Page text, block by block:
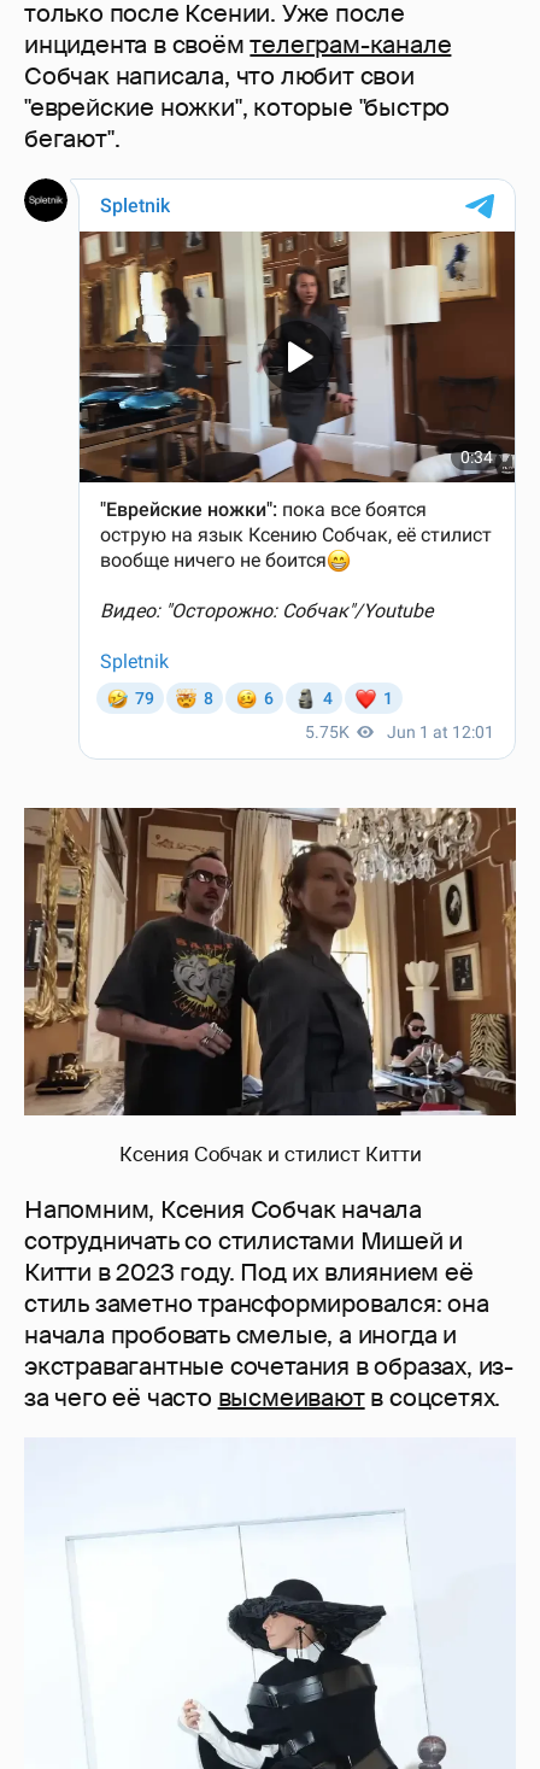
только после Ксении. Уже после
инцидента в своёмтелеграм-канале
Собчак написала, что любит свои
"еврейские ножки", которые "быстро
бегают".
Ксения Собчак и стилист Китти
Напомним, Ксения Собчак начала
сотрудничать со стилистами Мишей и
Китти в 2023 году. Под их влиянием её
стиль заметно трансформировался: она
начала пробовать смелые, а иногда и
экстравагантные сочетания в образах, из-
за чего её часто высмеиваютв соцсетях.